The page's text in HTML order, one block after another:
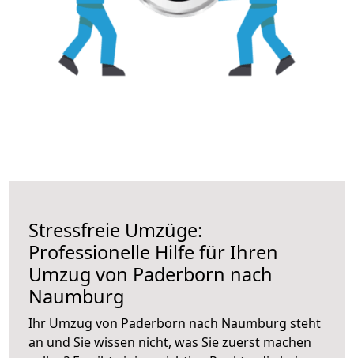
Stressfreie Umzüge:
Professionelle Hilfe für Ihren
Umzug von Paderborn nach
Naumburg
Ihr Umzug von Paderborn nach Naumburg steht
an und Sie wissen nicht, was Sie zuerst machen